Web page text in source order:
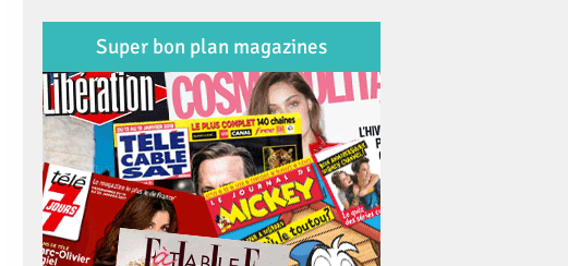
Super bon plan magazines